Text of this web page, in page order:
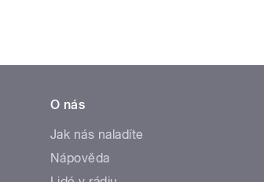
O nás
Jak nás naladíte
Nápověda